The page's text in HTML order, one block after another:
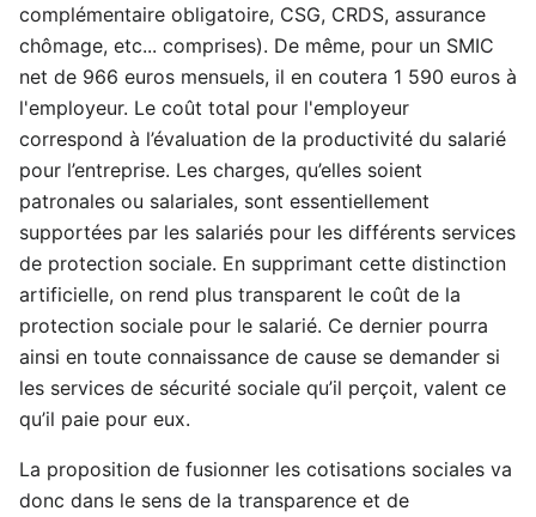
complémentaire obligatoire, CSG, CRDS, assurance
chômage, etc... comprises). De même, pour un SMIC
net de 966 euros mensuels, il en coutera 1 590 euros à
l'employeur. Le coût total pour l'employeur
correspond à l’évaluation de la productivité du salarié
pour l’entreprise. Les charges, qu’elles soient
patronales ou salariales, sont essentiellement
supportées par les salariés pour les différents services
de protection sociale. En supprimant cette distinction
artificielle, on rend plus transparent le coût de la
protection sociale pour le salarié. Ce dernier pourra
ainsi en toute connaissance de cause se demander si
les services de sécurité sociale qu’il perçoit, valent ce
qu’il paie pour eux.
La proposition de fusionner les cotisations sociales va
donc dans le sens de la transparence et de